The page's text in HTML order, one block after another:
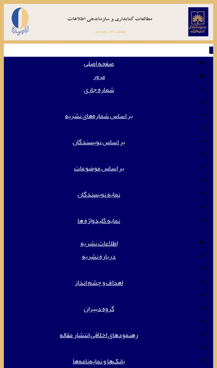
navigation
صفحه اصلی
مرور
شماره جاری
بر اساس شماره‌های نشریه
بر اساس نویسندگان
بر اساس موضوعات
نمایه نویسندگان
نمایه کلیدواژه ها
اطلاعات نشریه
درباره نشریه
اهداف و چشم انداز
گروه دبیران
رهنمودهای اخلاقی انتشار مقاله
بانک‌ها و نمایه‌‌نامه‌ها